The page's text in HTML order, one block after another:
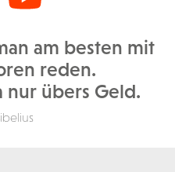
am besten mit
reden.
nur übers Geld.